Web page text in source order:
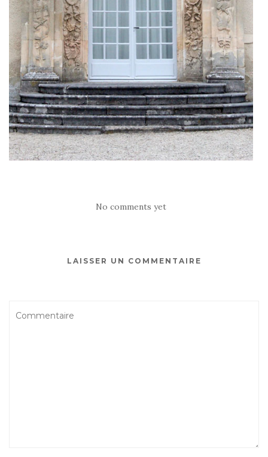
No comments yet
LAISSER UN COMMENTAIRE